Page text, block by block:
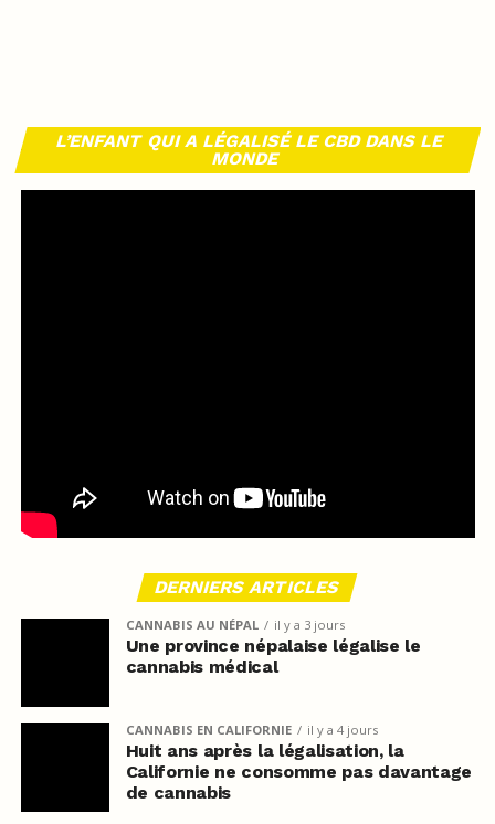
L’ENFANT QUI A LÉGALISÉ LE CBD DANS LE
MONDE
DERNIERS ARTICLES
CANNABIS AU NÉPAL il y a 3 jours
Une province népalaise légalise le
cannabis médical
CANNABIS EN CALIFORNIE il y a 4 jours
Huit ans après la légalisation, la
Californie ne consomme pas davantage
de cannabis